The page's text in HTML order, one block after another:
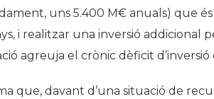
uns 5.400 M€ anuals) que
i realitzar una inversió addicional
agreuja el crònic dèficit
que, davant d’una situació de